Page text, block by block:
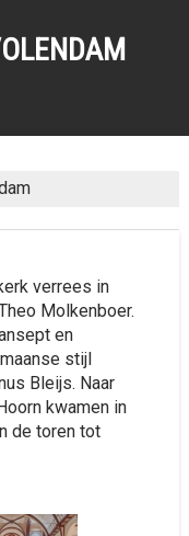
verrees in
Molkenboer.
en
stijl
Bleijs. Naar
kwamen in
de toren tot